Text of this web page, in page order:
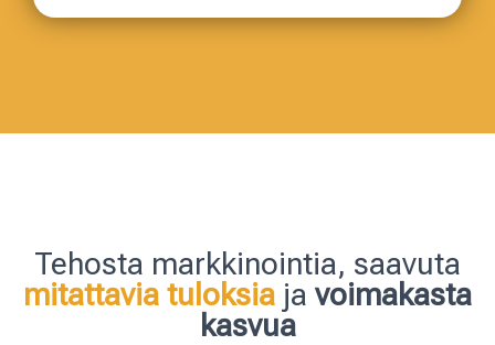
Tehosta markkinointia, saavuta
mitattavia tuloksia ja voimakasta
kasvua